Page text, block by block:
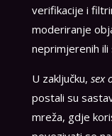
verifikacije i
moderiranje
neprimjerenih ili
U zaključku, sex
postali su
mreža, gdje